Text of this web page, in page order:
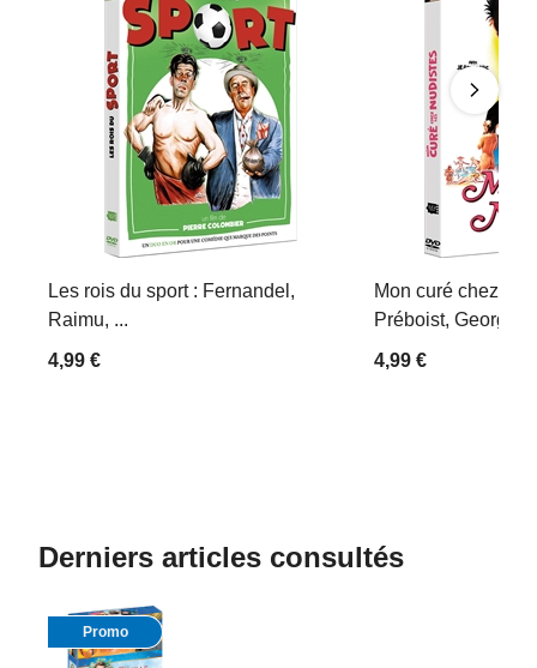
Les rois du sport : Fernandel,
Raimu, ...
4,99 €
Mon curé chez les
Préboist, Georges
4,99 €
Derniers articles consultés
Promo